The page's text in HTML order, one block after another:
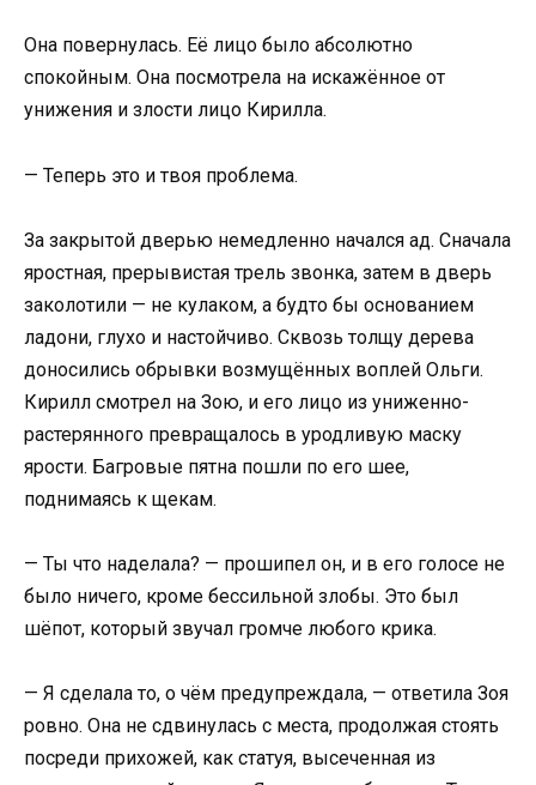
Она повернулась. Её лицо было абсолютно
спокойным. Она посмотрела на искажённое от
унижения и злости лицо Кирилла.
— Теперь это и твоя проблема.
За закрытой дверью немедленно начался ад. Сначала
яростная, прерывистая трель звонка, затем в дверь
заколотили — не кулаком, а будто бы основанием
ладони, глухо и настойчиво. Сквозь толщу дерева
доносились обрывки возмущённых воплей Ольги.
Кирилл смотрел на Зою, и его лицо из униженно-
растерянного превращалось в уродливую маску
ярости. Багровые пятна пошли по его шее,
поднимаясь к щекам.
— Ты что наделала? — прошипел он, и в его голосе не
было ничего, кроме бессильной злобы. Это был
шёпот, который звучал громче любого крика.
— Я сделала то, о чём предупреждала, — ответила Зоя
ровно. Она не сдвинулась с места, продолжая стоять
посреди прихожей, как статуя, высеченная из